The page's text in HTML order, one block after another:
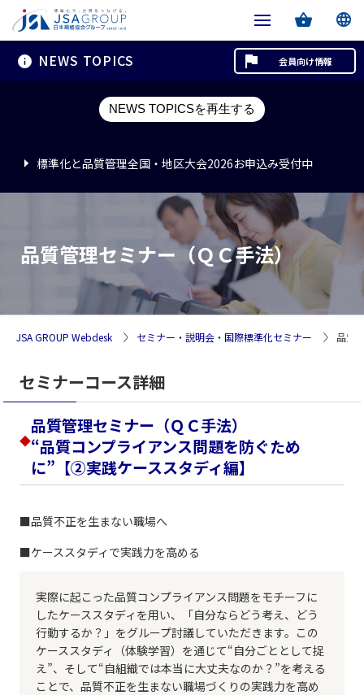
NEWS TOPICS
NEWS TOPICSを再生する
標準化と品質管理全国・地区大会2026お申込み受付中
標準化と品質管理全国・地区大会2026お申込み受付中
標準化と品質管理全国・地区大会2026お申込み受付中
会員向け情報
品質管理セミナー（ＱＣ手法）
JSA GROUP Webdesk セミナー・説明会・国際標準化セミナー 品質
セミナーコース詳細
◆
品質管理セミナー（ＱＣ手法）
“品質コンプライアンス問題を防ぐため
に”【②実践ケーススタディ編】
■品質不正を生まない職場へ
■ケーススタディで実践力を高める
実際に起こった品質コンプライアンス問題をモチーフに
したケーススタディを用い、「自分ならどう考え、どう
行動するか？」をグループ討議していただきます。この
ケーススタディ（体験学習）を通じて“自分ごととして捉
え”、そして“自組織では本当に大丈夫なのか？”を考える
ことで、品質不正を生まない職場づくりの実践力を高め